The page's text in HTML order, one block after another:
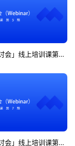
「网络研讨会」线上培训课第5期
「网络研讨会」线上培训课第7期